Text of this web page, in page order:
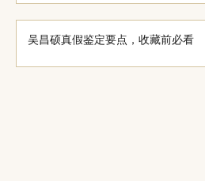
吴昌硕真假鉴定要点，收藏前必看